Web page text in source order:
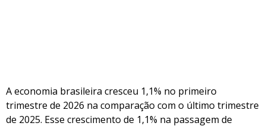
A economia brasileira cresceu ​1,1% no primeiro
trimestre de 2026 na comparação com o último trimestre
de 2025. Esse crescimento de 1,1% na passagem de